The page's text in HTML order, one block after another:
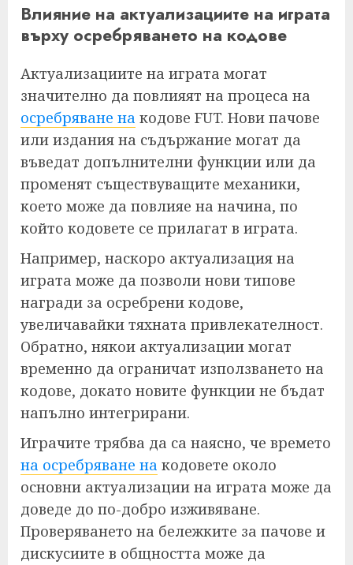
Влияние на актуализациите на играта
върху осребряването на кодове
Актуализациите на играта могат
значително да повлияят на процеса на
осребряване на кодове FUT. Нови пачове
или издания на съдържание могат да
въведат допълнителни функции или да
променят съществуващите механики,
което може да повлияе на начина, по
който кодовете се прилагат в играта.
Например, наскоро актуализация на
играта може да позволи нови типове
награди за осребрени кодове,
увеличавайки тяхната привлекателност.
Обратно, някои актуализации могат
временно да ограничат използването на
кодове, докато новите функции не бъдат
напълно интегрирани.
Играчите трябва да са наясно, че времето
на осребряване на кодовете около
основни актуализации на играта може да
доведе до по-добро изживяване.
Проверяването на бележките за пачове и
дискусиите в общността може да